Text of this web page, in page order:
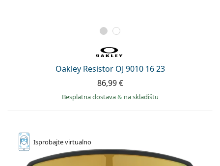
Oakley Resistor OJ 9010 16 23
86,99 €
Besplatna dostava& na skladištu
Isprobajtevirtualno